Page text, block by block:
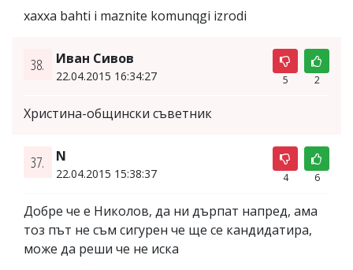
xaxxa bahti i maznite komunqgi izrodi
38. Иван Сивов
22.04.2015 16:34:27 5 2
Христина-общински съветник
37. N
22.04.2015 15:38:37 4 6
Добре че е Николов, да ни дърпат напред, ама
тоз път не съм сигурен че ще се кандидатира,
може да реши че не иска